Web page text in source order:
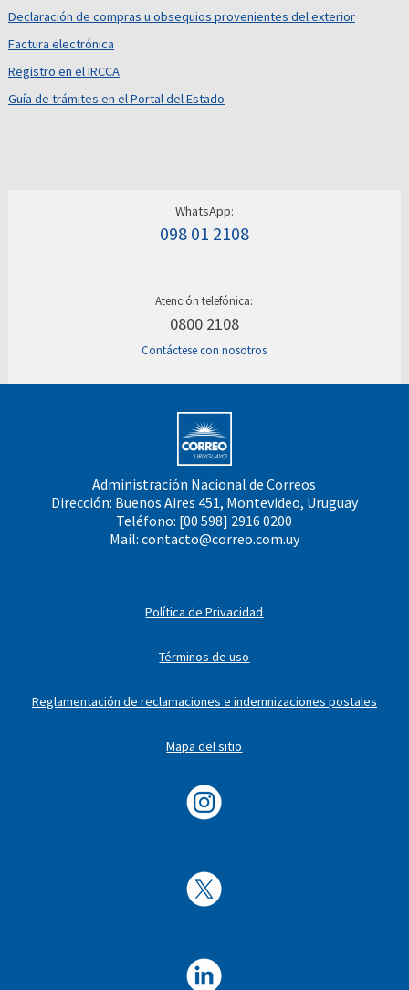
Declaración de compras u obsequios provenientes del exterior
Factura electrónica
Registro en el IRCCA
Guía de trámites en el Portal del Estado
WhatsApp:
098 01 2108
Atención telefónica:
0800 2108
Contáctese con nosotros
Administración Nacional de Correos
Dirección: Buenos Aires 451, Montevideo, Uruguay
Teléfono: [00 598] 2916 0200
Mail: contacto@correo.com.uy
Política de Privacidad
Términos de uso
Reglamentación de reclamaciones e indemnizaciones postales
Mapa del sitio